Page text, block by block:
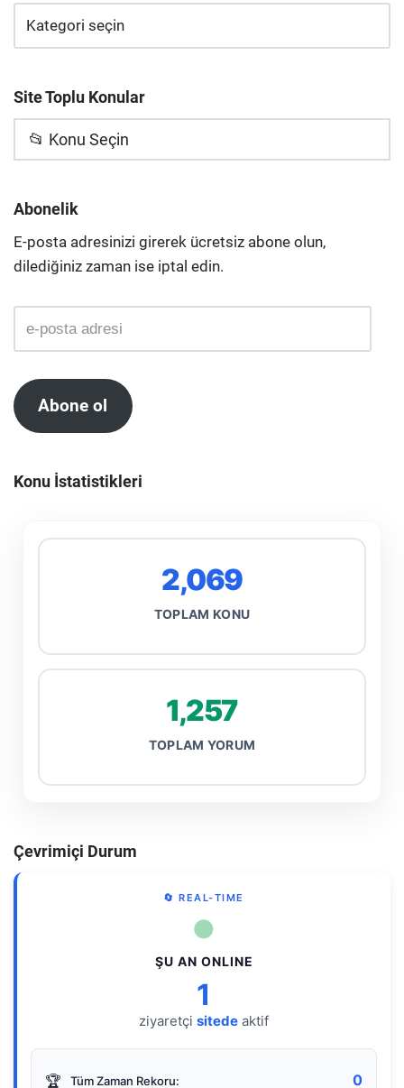
Site Toplu Konular
📂 Konu Seçin
Abonelik
E-posta adresinizi girerek ücretsiz abone olun,
dilediğiniz zaman ise iptal edin.
Abone ol
Konu İstatistikleri
2,069
TOPLAM KONU
1,257
TOPLAM YORUM
Çevrimiçi Durum
🔄 REAL-TIME
●
ŞU AN ONLINE
1
ziyaretçi sitede aktif
🏆 Tüm Zaman Rekoru: 0